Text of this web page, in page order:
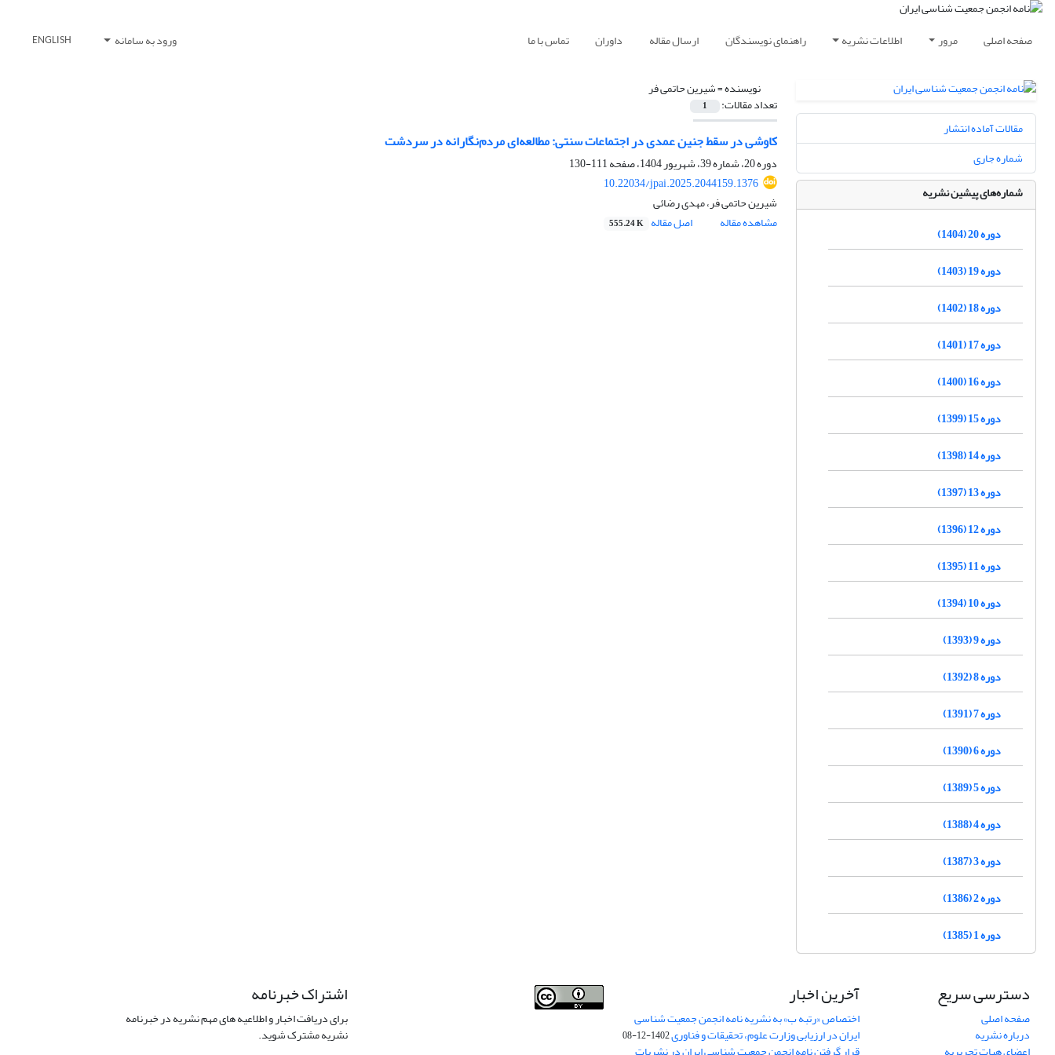
صفحه اصلی مرور اطلاعات نشریه راهنمای نویسندگان ارسال مقاله داوران تماس با ما ورود به سامانه ENGLISH
نویسنده =شیرین حاتمی فر
تعداد مقالات: 1
کاوشی در سقط جنین عمدی در اجتماعات سنتی: مطالعه‌ای مردم‌نگارانه در سردشت
دوره 20، شماره 39، شهریور 1404، صفحه
111-130
10.22034/jpai.2025.2044159.1376
شیرین حاتمی فر، مهدی رضائی
مشاهده مقاله
اصل مقاله 555.24 K
مقالات آماده انتشار
شماره جاری
شماره‌های پیشین نشریه
دوره 20 (1404)
دوره 19 (1403)
دوره 18 (1402)
دوره 17 (1401)
دوره 16 (1400)
دوره 15 (1399)
دوره 14 (1398)
دوره 13 (1397)
دوره 12 (1396)
دوره 11 (1395)
دوره 10 (1394)
دوره 9 (1393)
دوره 8 (1392)
دوره 7 (1391)
دوره 6 (1390)
دوره 5 (1389)
دوره 4 (1388)
دوره 3 (1387)
دوره 2 (1386)
دوره 1 (1385)
دسترسی سریع
صفحه اصلی
درباره نشریه
آخرین اخبار
اختصاص «رتبه ب» به نشریه نامه انجمن جمعیت شناسی
ایران در ارزیابی وزارت علوم، تحقیقات و فناوری1402-12-08
اشتراک خبرنامه
برای دریافت اخبار و اطلاعیه های مهم نشریه در خبرنامه
نشریه مشترک شوید.